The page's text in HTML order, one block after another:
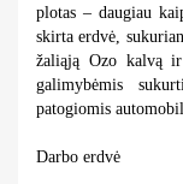
plotas – daugiau
skirta erdvė,
žaliąją Ozo kalvą
galimybėmis
patogiomis
Darbo erdvė